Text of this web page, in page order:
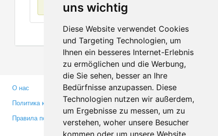
uns wichtig
Diese Website verwendet Cookies
und Targeting Technologien, um
Ihnen ein besseres Internet-Erlebnis
zu ermöglichen und die Werbung,
die Sie sehen, besser an Ihre
Bedürfnisse anzupassen. Diese
Technologien nutzen wir außerdem,
um Ergebnisse zu messen, um zu
verstehen, woher unsere Besucher
kommen oder um unsere Website
О нас
Политика конфиденциальности
Правила пользования
Партнерам
Инвесторам
Медиа